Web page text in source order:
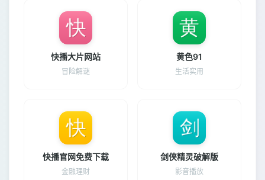
快播大片网站
冒险解谜
黄色91
生活实用
快播官网免费下载
金融理财
剑侠精灵破解版
影音播放